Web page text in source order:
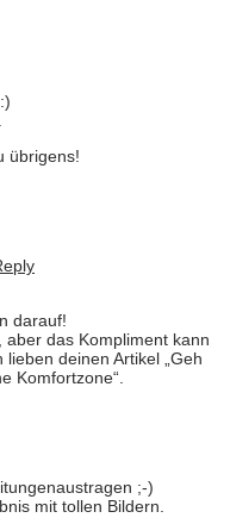
übrigens!
darauf!
das Kompliment kann
deinen Artikel „Geh
Komfortzone“.
;-)
mit tollen Bildern.